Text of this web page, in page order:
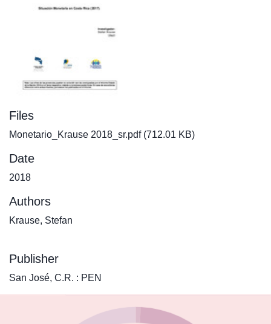
Files
Monetario_Krause 2018_sr.pdf(712.01 KB)
Date
2018
Authors
Krause, Stefan
Publisher
San José, C.R. : PEN